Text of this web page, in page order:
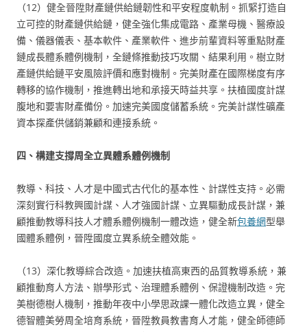
（12）健全晉陞財產鏈供給鏈韌性和平安程度軌制。抓緊打造自
立可控的財產鏈供給鏈，健全強化集成電路、產業母機、醫療設
備、儀器儀表、基本軟件、產業軟件、進步前輩資料等重點財產
鏈成長體系體例機制，全鏈條推動技巧攻關、結果利用。樹立財
產鏈供給鏈平安風險評價和應對機制。完美財產在國際梯度有序
轉移的協作機制，推進轉出地和承接天時益共享。扶植國度計謀
腹地和要害財產備份。加速完美國度儲蓄系統。完美計謀性礦產
資本探產供儲銷兼顧和連接系統。
四、構建支撐周全立異體系體例機制
教導、科技、人才是中國式古代化的基本性、計謀性支持。必需
深刻實行科教興國計謀、人才強國計謀、立異驅動成長計謀，兼
顧推動教導科技人才體系體例機制一體改造，健全新包養網型舉
國體系體例，晉陞國度立異系統全體效能。
（13）深化教導綜合改造。加速扶植高東西的品質教導系統，兼
顧推動育人方法、辦學形式、治理體系體例、保證機制改造。完
美樹德樹人機制，推動年夜中小學思政課一體化改造立異，健全
德智體美勞周全培育系統，晉陞教員教書育人才能，健全師德師